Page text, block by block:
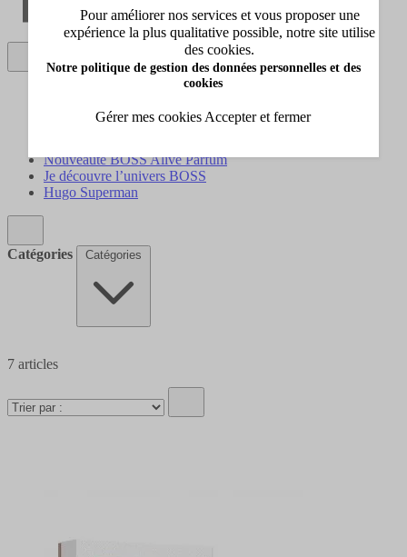
Soin corps et bain
Idées cadeaux
Nouveauté BOSS Alive Parfum
Je découvre l’univers BOSS
Hugo Superman
Catégories Catégories
7 articles
Pour améliorer nos services et vous proposer une
expérience la plus qualitative possible, notre site utilise
des cookies.
Notre politique de gestion des données personnelles et des
cookies
Gérer mes cookies Accepter et fermer